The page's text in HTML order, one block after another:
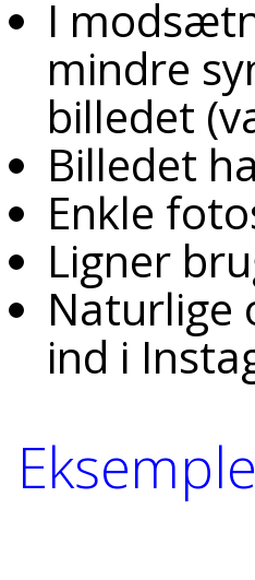
I
mindre
billedet
Billedet
Enkle
Ligner
Naturlige
ind i